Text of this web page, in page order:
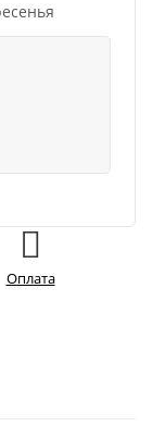
Оплата